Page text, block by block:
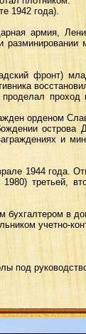
1942 года).
армия,
фронт)
орденом
острова
и
1944 года.
третьей,
бухгалтером в
учетно-
под